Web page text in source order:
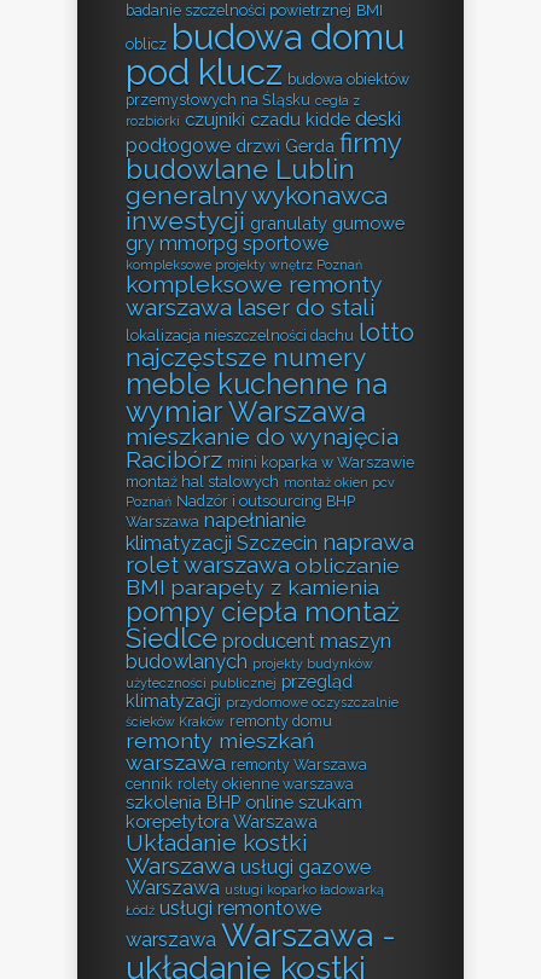
badanie szczelności powietrznej BMI
oblicz budowa domu
pod klucz budowa obiektów
przemysłowych na Śląsku cegła z
rozbiórki czujniki czadu kidde deski
podłogowe drzwi Gerda firmy
budowlane Lublin
generalny wykonawca
inwestycji granulaty gumowe
gry mmorpg sportowe
kompleksowe projekty wnętrz Poznań
kompleksowe remonty
warszawa laser do stali
lokalizacja nieszczelności dachu lotto
najczęstsze numery
meble kuchenne na
wymiar Warszawa
mieszkanie do wynajęcia
Racibórz mini koparka w Warszawie
montaż hal stalowych montaż okien pcv
Poznań Nadzór i outsourcing BHP
Warszawa napełnianie
klimatyzacji Szczecin naprawa
rolet warszawa obliczanie
BMI parapety z kamienia
pompy ciepła montaż
Siedlce producent maszyn
budowlanych projekty budynków
użyteczności publicznej przegląd
klimatyzacji przydomowe oczyszczalnie
ścieków Kraków remonty domu
remonty mieszkań
warszawa remonty Warszawa
cennik rolety okienne warszawa
szkolenia BHP online szukam
korepetytora Warszawa
Układanie kostki
Warszawa usługi gazowe
Warszawa usługi koparko ładowarką
Łódź usługi remontowe
warszawa Warszawa -
układanie kostki